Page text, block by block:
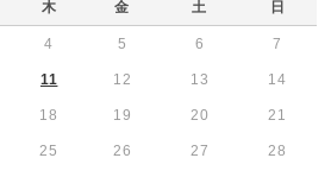
木 金 土 日
4 5 6 7
11 12 13 14
18 19 20 21
25 26 27 28